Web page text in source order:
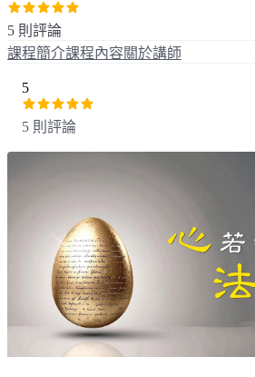
5 則評論
課程簡介課程內容關於講師
5
5 則評論